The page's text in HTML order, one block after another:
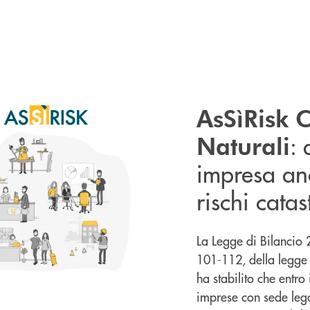
AsSìRisk
Naturali:
impresa
rischi
La Legge di
101-112, della
ha stabilito che
imprese con sede